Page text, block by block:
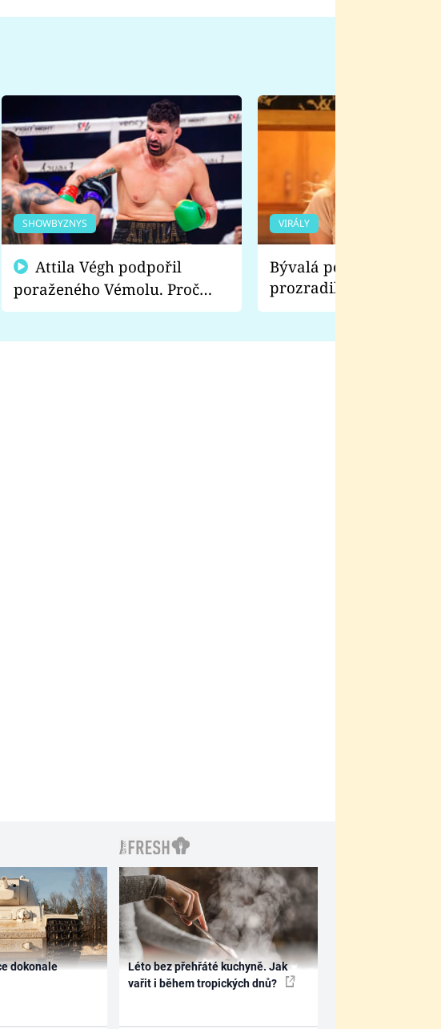
SHOWBYZNYS
poraženého Vémolu. Proč
chce raději zápasit s ním než
VIRÁLY
Bývalá pornoherečka
prozradila, co ji
natáčení Euforie.
dokonale
Léto bez přehřáté kuchyně. Jak
vařit i během tropických dnů?